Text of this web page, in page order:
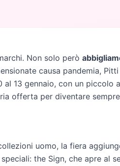
Non solo però
causa pandemia,
al 13 gennaio, con un piccolo
offerta per diventare
uomo, la fiera
the Sign, che apre al